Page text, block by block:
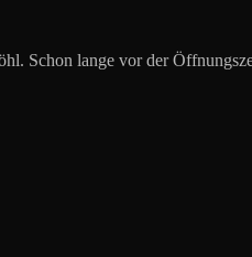
Schon lange vor der